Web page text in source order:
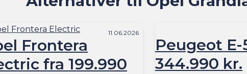
11.06.2026
Frontera
fra 199.990
Peugeot
344.990 kr.